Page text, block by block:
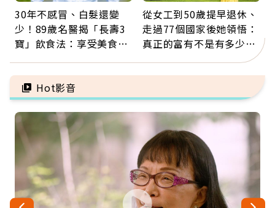
30年不感冒、白髮還變
少！89歲名醫揭「長壽3
寶」飲食法：享受美食不
從女工到50歲提早退休、
走過77個國家後她領悟：
真正的富有不是有多少
錢，而是擁有選擇人生的
自由
Hot影音